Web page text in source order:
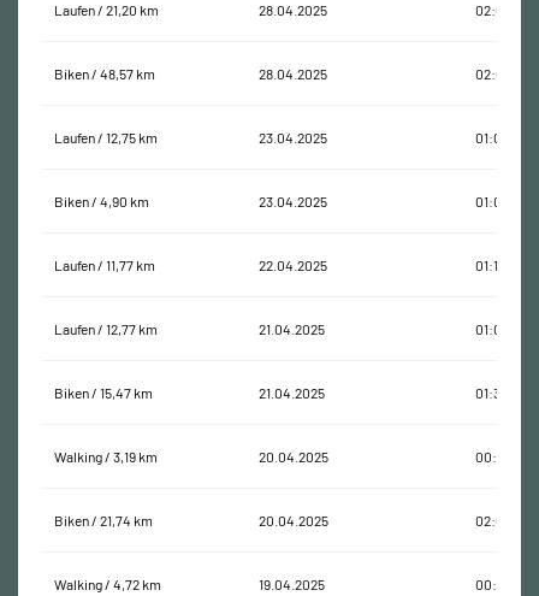
Laufen / 21,20 km 28.04.2025 02:02:23
Biken / 48,57 km 28.04.2025 02:08:32
Laufen / 12,75 km 23.04.2025 01:04:56
Biken / 4,90 km 23.04.2025 01:04:46
Laufen / 11,77 km 22.04.2025 01:10:41
Laufen / 12,77 km 21.04.2025 01:07:08
Biken / 15,47 km 21.04.2025 01:31:03
Walking / 3,19 km 20.04.2025 00:53:55
Biken / 21,74 km 20.04.2025 02:03:30
Walking / 4,72 km 19.04.2025 00:59:41